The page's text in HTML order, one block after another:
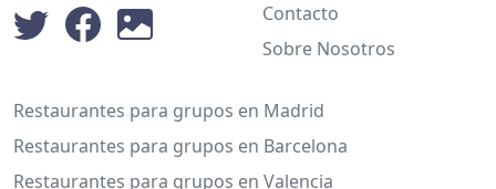
Contacto
Sobre Nosotros
Restaurantes para grupos en Madrid
Restaurantes para grupos en Barcelona
Restaurantes para grupos en Valencia